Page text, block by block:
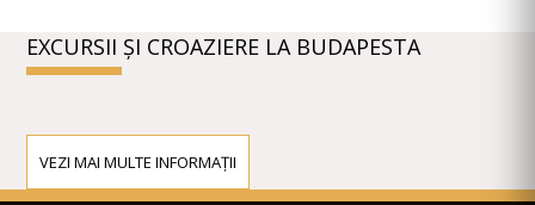
EXCURSII ȘI CROAZIERE LA BUDAPESTA
VEZI MAI MULTE INFORMAȚII